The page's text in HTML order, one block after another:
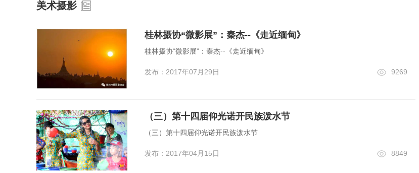
美术摄影
桂林摄协“微影展”：秦杰--《走近缅甸》
桂林摄协“微影展”：秦杰--《走近缅甸》
发布：2017年07月29日 9269
（三）第十四届仰光诺开民族泼水节
（三）第十四届仰光诺开民族泼水节
发布：2017年04月15日 8849